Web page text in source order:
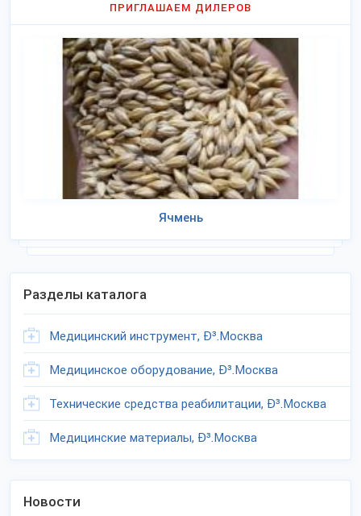
ПРИГЛАШАЕМ ДИЛЕРОВ
Ячмень
Разделы каталога
Медицинский инструмент, Ð³.Москва
Медицинское оборудование, Ð³.Москва
Технические средства реабилитации, Ð³.Москва
Медицинские материалы, Ð³.Москва
Новости